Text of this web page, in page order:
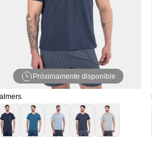
Próximamente disponible